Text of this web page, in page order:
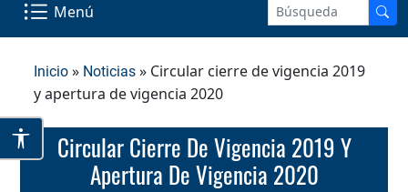
Menú
Inicio » Noticias » Circular cierre de vigencia 2019
y apertura de vigencia 2020
Circular Cierre De Vigencia 2019 Y
Apertura De Vigencia 2020